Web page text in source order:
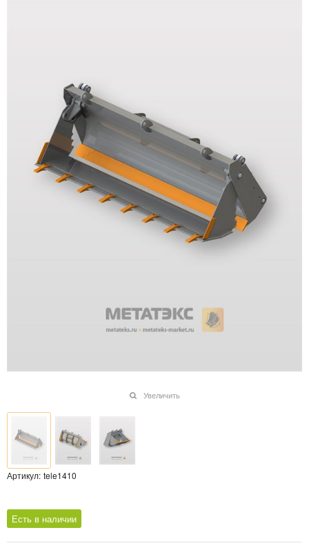
Увеличить
Артикул: tele1410
Есть в наличии